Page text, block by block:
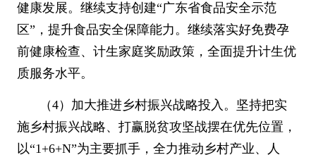
健康发展。继续支持创建“广东省食品安全示范
区” ，提升食品安全保障能力。继续落实好免费孕
前健康检查、计生家庭奖励政策，全面提升计生优
质服务水平。
（4）加大推进乡村振兴战略投入。坚持把实
施乡村振兴战略、打赢脱贫攻坚战摆在优先位置，
以“1+6+N”为主要抓手，全力推动乡村产业、人